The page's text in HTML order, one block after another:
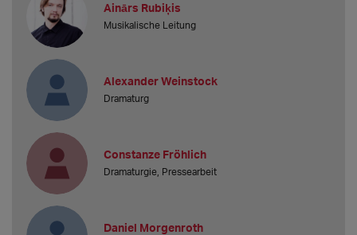
Ainārs Rubiķis
Musikalische Leitung
Alexander Weinstock
Dramaturg
Constanze Fröhlich
Dramaturgie, Pressearbeit
Daniel Morgenroth